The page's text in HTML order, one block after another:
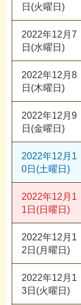
日(火曜日)
2022年12月7
日(水曜日)
2022年12月8
日(木曜日)
2022年12月9
日(金曜日)
2022年12月1
0日(土曜日)
2022年12月1
1日(日曜日)
2022年12月1
2日(月曜日)
2022年12月1
3日(火曜日)